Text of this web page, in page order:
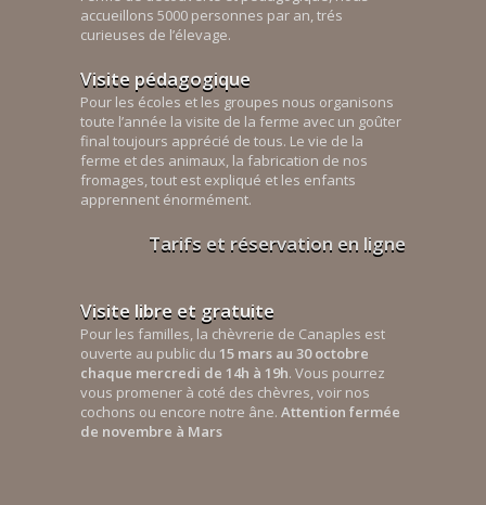
accueillons 5000 personnes par an, trés
curieuses de l’élevage.
Visite pédagogique
Pour les écoles et les groupes nous organisons
toute l’année la visite de la ferme avec un goûter
final toujours apprécié de tous. Le vie de la
ferme et des animaux, la fabrication de nos
fromages, tout est expliqué et les enfants
apprennent énormément.
Tarifs et réservation en ligne
Visite libre et gratuite
Pour les familles, la chèvrerie de Canaples est
ouverte au public du 15 mars au 30 octobre
chaque mercredi de 14h à 19h. Vous pourrez
vous promener à coté des chèvres, voir nos
cochons ou encore notre âne. Attention fermée
de novembre à Mars